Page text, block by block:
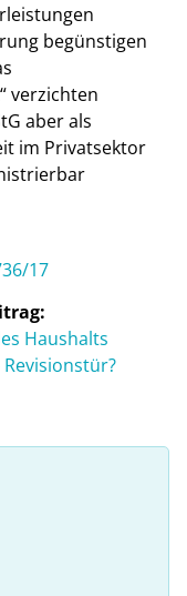
begünstigen
verzichten
aber als
im Privatsektor
17
Haushalts